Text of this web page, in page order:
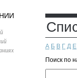
А Б В Г Д Е
Поиск по